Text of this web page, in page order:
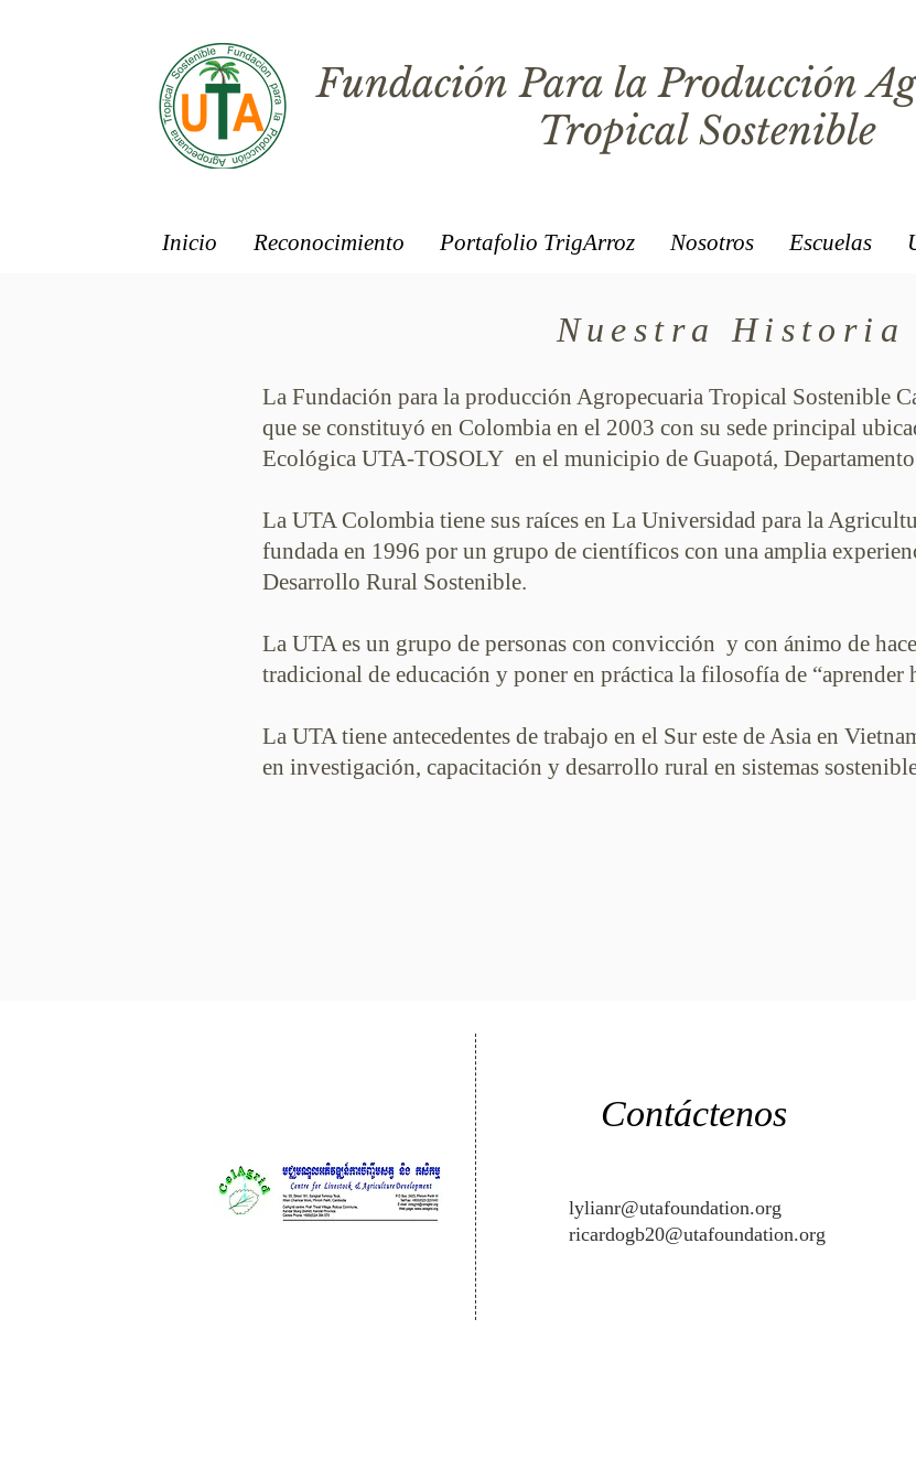
Fundación Para la Producción
Tropical Sostenible
Inicio Reconocimiento Portafolio TrigArroz Nosotros Escuelas
Nuestra Historia
La Fundación para la producción Agropecuaria Tropical Sostenible
que se constituyó en Colombia en el 2003 con su sede principal
Ecológica UTA-TOSOLY en el municipio de Guapotá, Departamento
La UTA Colombia tiene sus raíces en La Universidad para la
fundada en 1996 por un grupo de científicos con una amplia
Desarrollo Rural Sostenible.
La UTA es un grupo de personas con convicción y con ánimo de
tradicional de educación y poner en práctica la filosofía de
La UTA tiene antecedentes de trabajo en el Sur este de Asia en
en investigación, capacitación y desarrollo rural en sistemas
Contáctenos
lylianr@utafoundation.org
ricardogb20@utafoundation.org